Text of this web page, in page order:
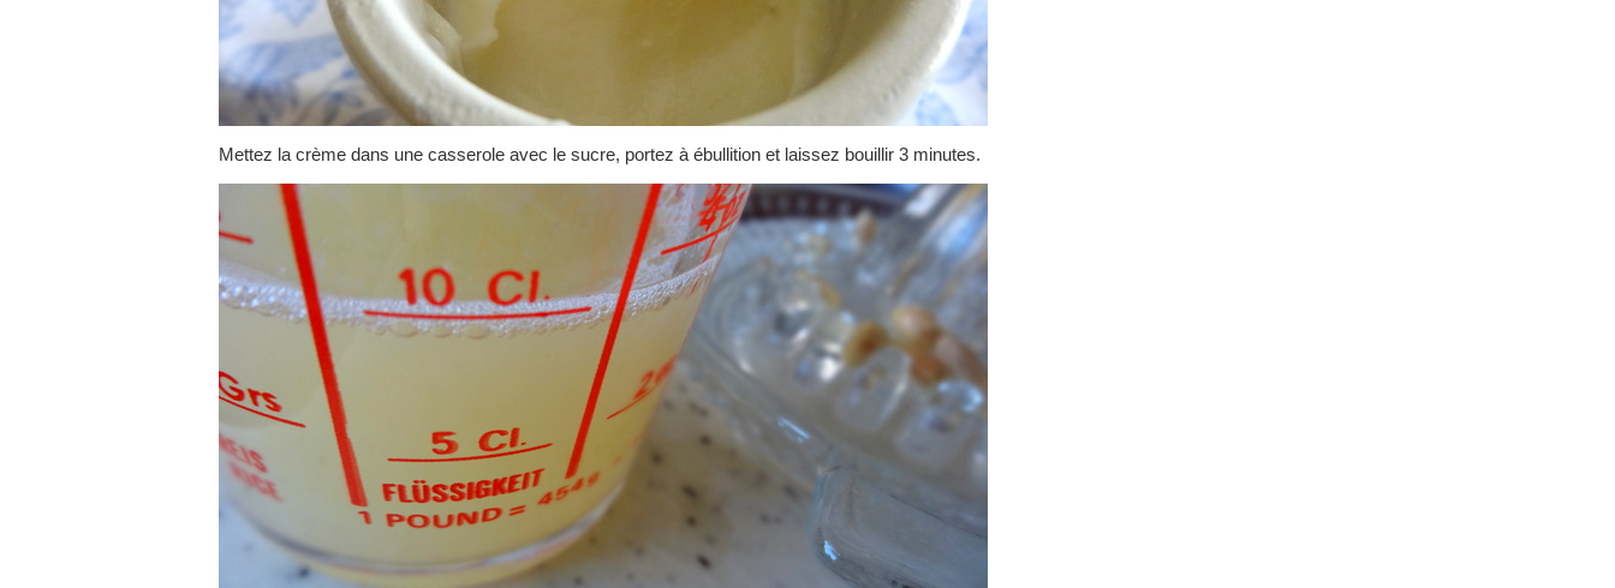
Mettez la crème dans une casserole avec le sucre, portez à ébullition et laissez bouillir 3 minutes.